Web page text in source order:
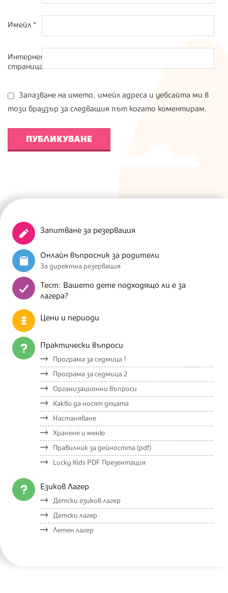
Имейл *
Интернет
страница
Запазване на името, имейл адреса и уебсайта ми в
този браузър за следващия път когато коментирам.
Запитване за резервация
Онлайн въпросник за родители
За директна резервация
Тест: Вашето дете подходящо ли е за
лагера?
Цени и периоди
Практически въпроси
Програма за седмица 1
Програма за седмица 2
Организационни въпроси
Какво да носят децата
Настаняване
Хранене и меню
Правилник за дейността (pdf)
Lucky Kids PDF Презентация
Езиков Лагер
Детски езиков лагер
Детски лагер
Летен лагер